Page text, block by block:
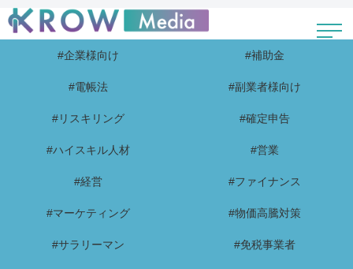
#企業様向け #補助金
#電帳法 #副業者様向け
#リスキリング #確定申告
#ハイスキル人材 #営業
#経営 #ファイナンス
#マーケティング #物価高騰対策
#サラリーマン #免税事業者